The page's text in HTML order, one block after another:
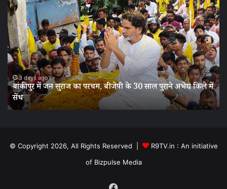
बांकीपुर
में
जन
सुराज
का
परचम,
बीजेपी
के
30
साल
पुराने
3 days ago
बांकीपुर में जन सुराज का परचम, बीजेपी के 30 साल पुराने अभेद्य किले में
सेंध
© Copyright 2026, All Rights Reserved |
R9TV.in : An initiative
of Bizpulse Media